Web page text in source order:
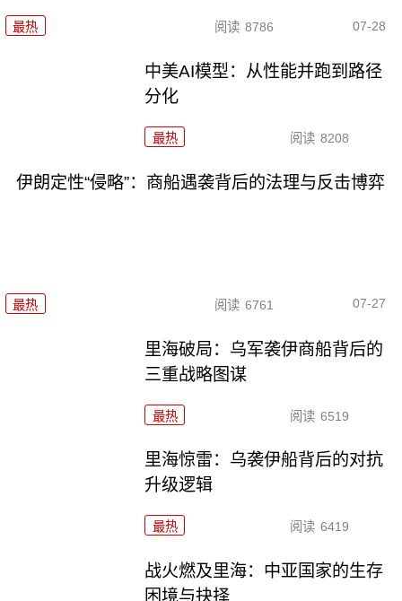
最热 阅读 8786 07-28
中美AI模型：从性能并跑到路径
分化
最热 阅读 8208
伊朗定性“侵略”：商船遇袭背后的法理与反击博弈
最热 阅读 6761 07-27
里海破局：乌军袭伊商船背后的
三重战略图谋
最热 阅读 6519
里海惊雷：乌袭伊船背后的对抗
升级逻辑
最热 阅读 6419
战火燃及里海：中亚国家的生存
困境与抉择